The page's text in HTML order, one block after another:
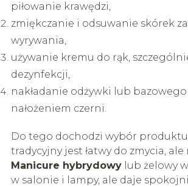
piłowanie krawędzi,
zmiękczanie i odsuwanie skórek
wyrywania,
używanie kremu do rąk,
dezynfekcji,
nakładanie odżywki lub
nałożeniem czerni.
Do tego dochodzi wybór
tradycyjny jest łatwy do zmycia, ale
Manicure hybrydowylub żelowy
w salonie i lampy, ale daje